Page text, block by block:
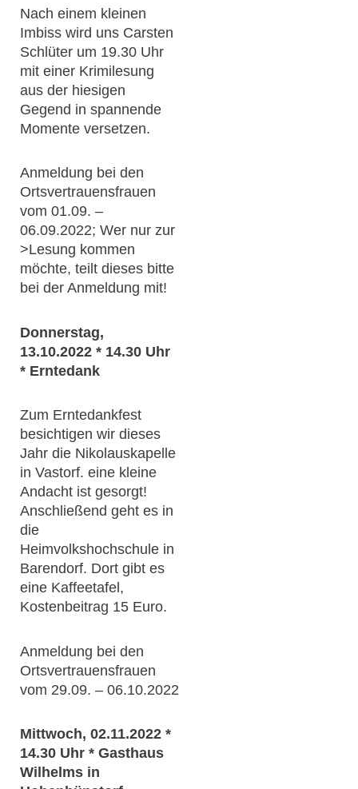
Nach einem kleinen
Imbiss wird uns Carsten
Schlüter um 19.30 Uhr
mit einer Krimilesung
aus der hiesigen
Gegend in spannende
Momente versetzen.
Anmeldung bei den
Ortsvertrauensfrauen
vom 01.09. –
06.09.2022; Wer nur zur
>Lesung kommen
möchte, teilt dieses bitte
bei der Anmeldung mit!
Donnerstag,
13.10.2022 * 14.30 Uhr
* Erntedank
Zum Erntedankfest
besichtigen wir dieses
Jahr die Nikolauskapelle
in Vastorf. eine kleine
Andacht ist gesorgt!
Anschließend geht es in
die
Heimvolkshochschule in
Barendorf. Dort gibt es
eine Kaffeetafel,
Kostenbeitrag 15 Euro.
Anmeldung bei den
Ortsvertrauensfrauen
vom 29.09. – 06.10.2022
Mittwoch, 02.11.2022 *
14.30 Uhr * Gasthaus
Wilhelms in